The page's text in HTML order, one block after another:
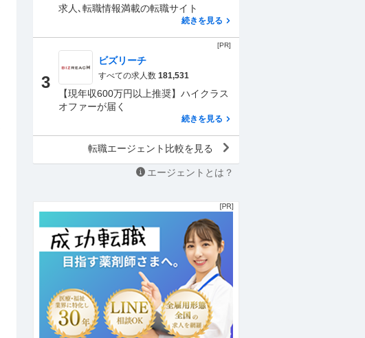
求人､転職情報満載の転職サイト
続きを見る
[PR]
3
ビズリーチ
すべての求人数 181,531
【現年収600万円以上推奨】ハイクラス
オファーが届く
続きを見る
転職エージェント比較を見る
エージェントとは？